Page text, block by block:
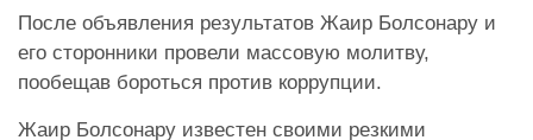
После объявления результатов Жаир Болсонару и
его сторонники провели массовую молитву,
пообещав бороться против коррупции.
Жаир Болсонару известен своими резкими